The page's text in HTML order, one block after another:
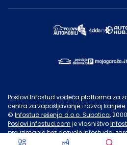
Poslovi Infostud vodeća platforma za
centra za zapošljavanje i razvoj
© Infostud rešenja d.o.o. Subotica,
Poslovi.infostud.com je vlasništvo
preuzimanje bez dozvoleInfostuda,
u druge svrhe, osim za lične potrebe